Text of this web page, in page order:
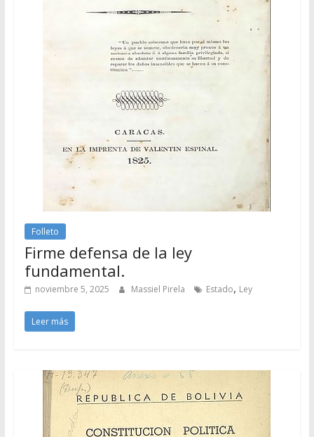
Folleto
Firme defensa de la ley
fundamental.
noviembre 5, 2025 Massiel Pirela Estado, Ley
Leer más